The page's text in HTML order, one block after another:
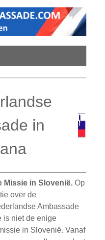
in
Missie in Slovenië. Op
over de
Ambassade
is niet de enige
in Slovenië. Vanaf